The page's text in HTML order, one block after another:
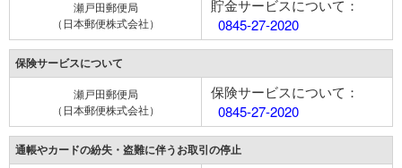
瀬戸田郵便局
（日本郵便株式会社）
貯金サービスについて：
0845-27-2020
保険サービスについて
瀬戸田郵便局
（日本郵便株式会社）
保険サービスについて：
0845-27-2020
通帳やカードの紛失・盗難に伴うお取引の停止